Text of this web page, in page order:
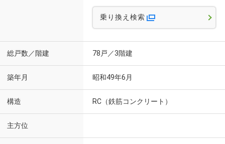
乗り換え検索
総戸数／階建 78戸／3階建
築年月 昭和49年6月
構造 RC（鉄筋コンクリート）
主方位